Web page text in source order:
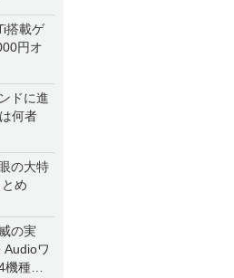
搭載ゲ
円オ
ドに進
何者
の大特
め
の実
Audioワ
種を